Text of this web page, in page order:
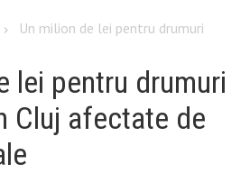
Un milion de lei pentru drumuri
lei pentru drumuri
Cluj afectate de